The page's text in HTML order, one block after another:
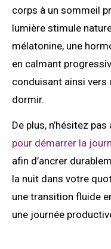
corps à un sommeil
lumière stimule
mélatonine, une
en calmant
conduisant ainsi vers
dormir.
De plus, n’hésitez pas
pour démarrer la
afin d’ancrer
la nuit dans votre
une transition fluide
une journée